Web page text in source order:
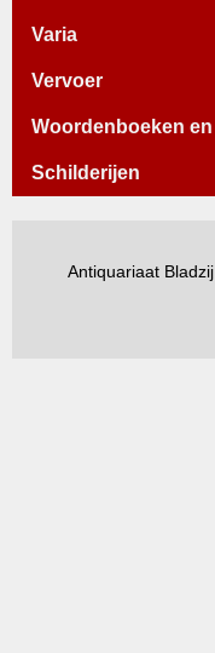
Varia
Vervoer
Woordenboeken en
Schilderijen
Antiquariaat